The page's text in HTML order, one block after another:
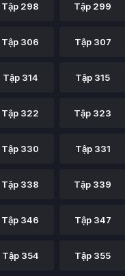
Tập 298 Tập 299
Tập 306 Tập 307
Tập 314 Tập 315
Tập 322 Tập 323
Tập 330 Tập 331
Tập 338 Tập 339
Tập 346 Tập 347
Tập 354 Tập 355